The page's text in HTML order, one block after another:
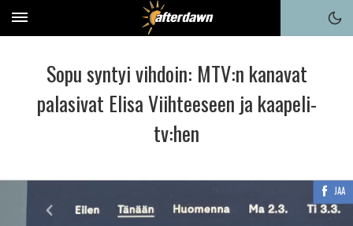
Sopu syntyi vihdoin: MTV:n kanavat
palasivat Elisa Viihteeseen ja kaapeli-
tv:hen
JAA